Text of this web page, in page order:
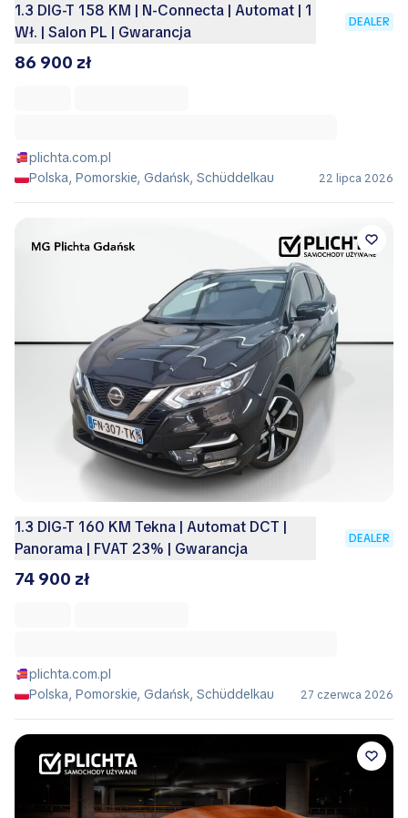
1.3 DIG-T 158 KM | N-Connecta | Automat | 1
Wł. | Salon PL | Gwarancja
DEALER
86 900 zł
plichta.com.pl
Polska, Pomorskie, Gdańsk, Schüddelkau
22 lipca 2026
1.3 DIG-T 160 KM Tekna | Automat DCT |
Panorama | FVAT 23% | Gwarancja
DEALER
74 900 zł
plichta.com.pl
Polska, Pomorskie, Gdańsk, Schüddelkau
27 czerwca 2026